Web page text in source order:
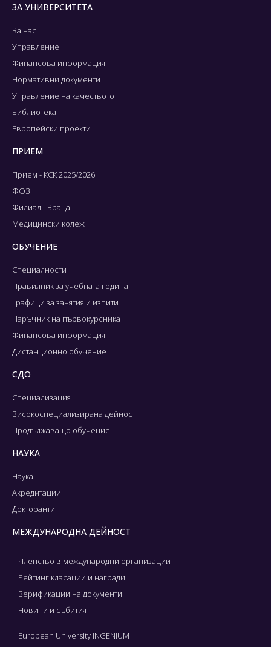
ЗА УНИВЕРСИТЕТА
За нас
Управление
Финансова информация
Нормативни документи
Управление на качеството
Библиотека
Европейски проекти
ПРИЕМ
Прием - КСК 2025/2026
ФОЗ
Филиал - Враца
Медицински колеж
ОБУЧЕНИЕ
Специалности
Правилник за учебната година
Графици за занятия и изпити
Наръчник на първокурсника
Финансова информация
Дистанционно обучение
СДО
Специализация
Високоспециализирана дейност
Продължаващо обучение
НАУКА
Наука
Акредитации
Докторанти
МЕЖДУНАРОДНА ДЕЙНОСТ
Членство в международни организации
Рейтинг класации и награди
Верификации на документи
Новини и събития
European University INGENIUM